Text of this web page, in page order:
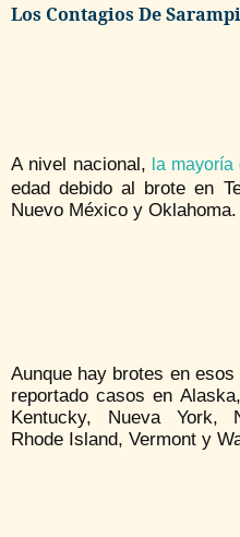
Los Contagios De
A nivel nacional, la
edad debido al brote en
Nuevo México y Oklahoma.
Aunque hay brotes en
reportado casos en
Kentucky, Nueva York,
Rhode Island, Vermont y